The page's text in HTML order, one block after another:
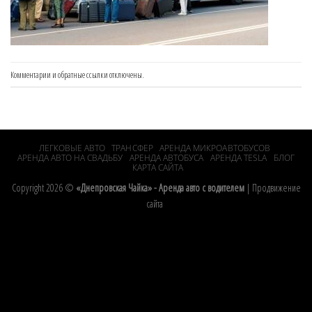
Комментарии и обратные ссылки отключены.
ЛЕГКОВЫЕ АВТО ТРАНСФЕР АРЕНДА МИКРОАВТОБУСОВ
АРЕНДА АВТО НА СВАДЬБУ АРЕНДА АВТОБУСА АРЕНДА TESLA
БЛОГ
КАРТА САЙТА
Copyright 2026 © «Днепровская Чайка» - Аренда авто с водителем| Продвижение
сайта